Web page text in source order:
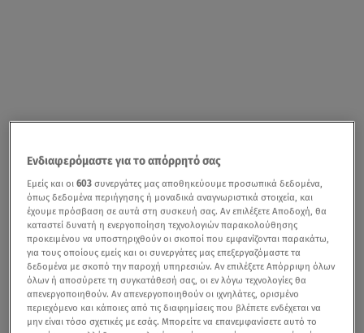
Ενδιαφερόμαστε για το απόρρητό σας
Εμείς και οι603 συνεργάτες μας αποθηκεύουμε προσωπικά δεδομένα,
όπως δεδομένα περιήγησης ή μοναδικά αναγνωριστικά στοιχεία, και
έχουμε πρόσβαση σε αυτά στη συσκευή σας. Αν επιλέξετε Αποδοχή, θα
καταστεί δυνατή η ενεργοποίηση τεχνολογιών παρακολούθησης
προκειμένου να υποστηριχθούν οι σκοποί που εμφανίζονται παρακάτω,
για τους οποίους εμείς και οι συνεργάτες μας επεξεργαζόμαστε τα
δεδομένα με σκοπό την παροχή υπηρεσιών. Αν επιλέξετε Απόρριψη όλων
όλων ή αποσύρετε τη συγκατάθεσή σας, οι εν λόγω τεχνολογίες θα
απενεργοποιηθούν. Αν απενεργοποιηθούν οι ιχνηλάτες, ορισμένο
περιεχόμενο και κάποιες από τις διαφημίσεις που βλέπετε ενδέχεται να
μην είναι τόσο σχετικές με εσάς. Μπορείτε να επανεμφανίσετε αυτό το